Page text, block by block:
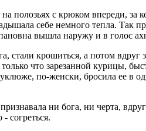
с крюком впереди, за
себе немного тепла. Так
вышла наружу и в голос
крошиться, а потом
что зарезанной курицы,
по-женски, бросила ее в
ни бога, ни черта, вдруг
согреться.